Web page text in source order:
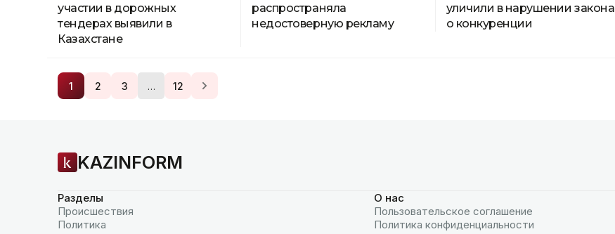
участии в дорожных
тендерах выявили в
Казахстане
распространяла
недостоверную рекламу
уличили в нарушении закона
о конкуренции
1 2 3 … 12
KAZINFORM
Разделы
Происшествия
Политика
О нас
Пользовательское соглашение
Политика конфиденциальности